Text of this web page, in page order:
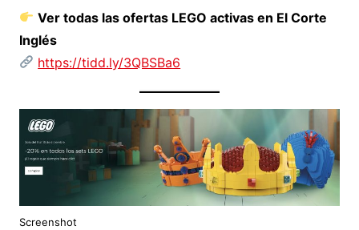
Ver todas las ofertas LEGO activas en El Corte
Inglés
https://tidd.ly/3QBSBa6
Screenshot